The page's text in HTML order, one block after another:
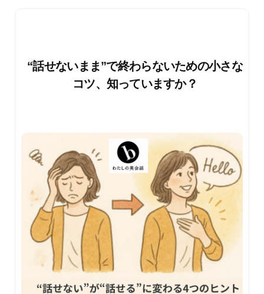
“話せないまま”で終わらないための小さな
コツ、知っていますか？